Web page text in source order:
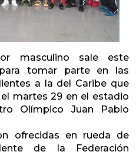
masculino sale este
tomar parte en las
a la del Caribe que
martes 29 en el estadio
Olímpico Juan Pablo
ofrecidas en rueda de
de la Federación